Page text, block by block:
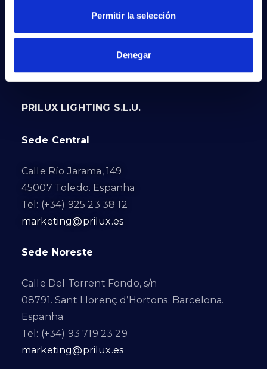
Permitir la selección
Denegar
PRILUX LIGHTING S.L.U.
Sede Central
Calle Río Jarama, 149
45007 Toledo. Espanha
Tel: (+34) 925 23 38 12
marketing@prilux.es
Sede Noreste
Calle Del Torrent Fondo, s/n
08791. Sant Llorenç d’Hortons. Barcelona.
Espanha
Tel: (+34) 93 719 23 29
marketing@prilux.es